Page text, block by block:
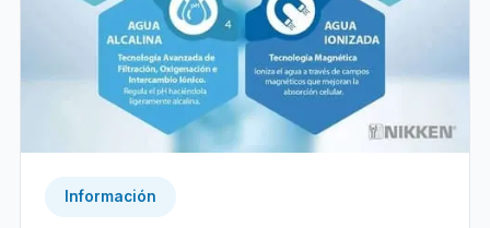
Información